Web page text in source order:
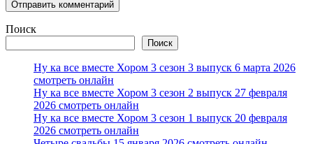
Поиск
Поиск
Ну ка все вместе Хором 3 сезон 3 выпуск 6 марта 2026
смотреть онлайн
Ну ка все вместе Хором 3 сезон 2 выпуск 27 февраля
2026 смотреть онлайн
Ну ка все вместе Хором 3 сезон 1 выпуск 20 февраля
2026 смотреть онлайн